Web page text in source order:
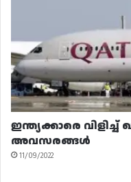
ഇന്ത്യക്കാരെ
അവസരങ്ങൾ
11/09/2022